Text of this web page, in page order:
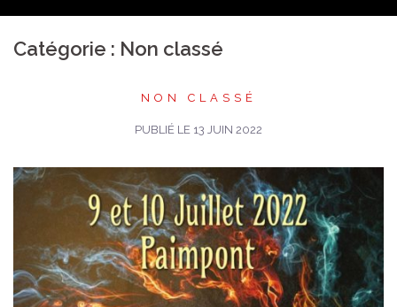
Catégorie : Non classé
NON CLASSÉ
PUBLIÉ LE 13 JUIN 2022